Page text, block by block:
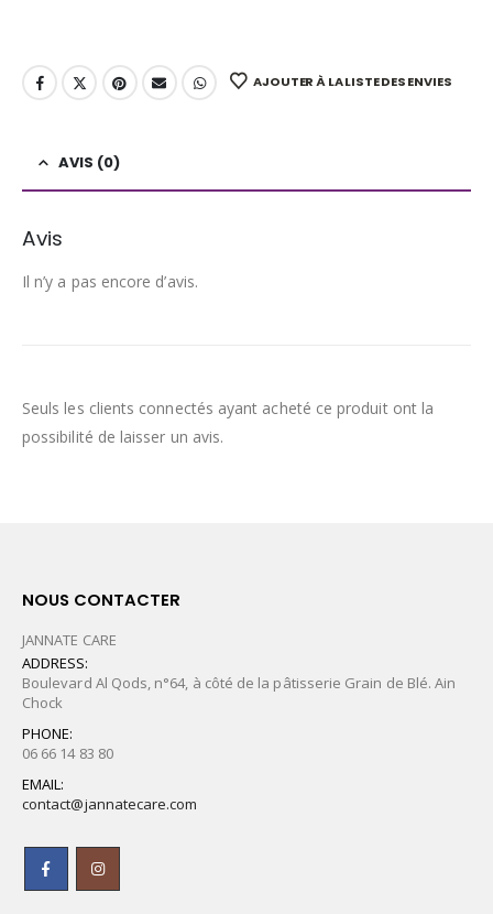
AJOUTER À LA LISTE DES ENVIES
AVIS (0)
Avis
Il n’y a pas encore d’avis.
Seuls les clients connectés ayant acheté ce produit ont la
possibilité de laisser un avis.
NOUS CONTACTER
JANNATE CARE
ADDRESS:
Boulevard Al Qods, n°64, à côté de la pâtisserie Grain de Blé. Ain
Chock
PHONE:
06 66 14 83 80
EMAIL:
contact@jannatecare.com